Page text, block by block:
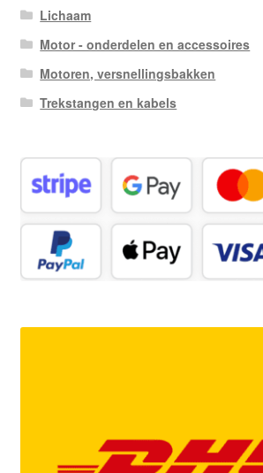
Lichaam
Motor - onderdelen en accessoires
Motoren, versnellingsbakken
Trekstangen en kabels